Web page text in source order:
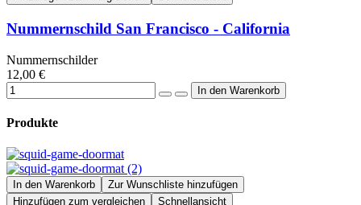
Nummernschild San Francisco - California
Nummernschilder
12,00 €
Produkte
In den Warenkorb
Zur Wunschliste hinzufügen
Hinzufügen zum vergleichen
Schnellansicht